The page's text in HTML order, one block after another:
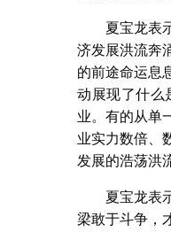
夏宝龙表
济发展洪流奔
的前途命运息
动展现了什么
业。有的从单
业实力数倍、
发展的浩荡洪
夏宝龙表
梁敢于斗争，